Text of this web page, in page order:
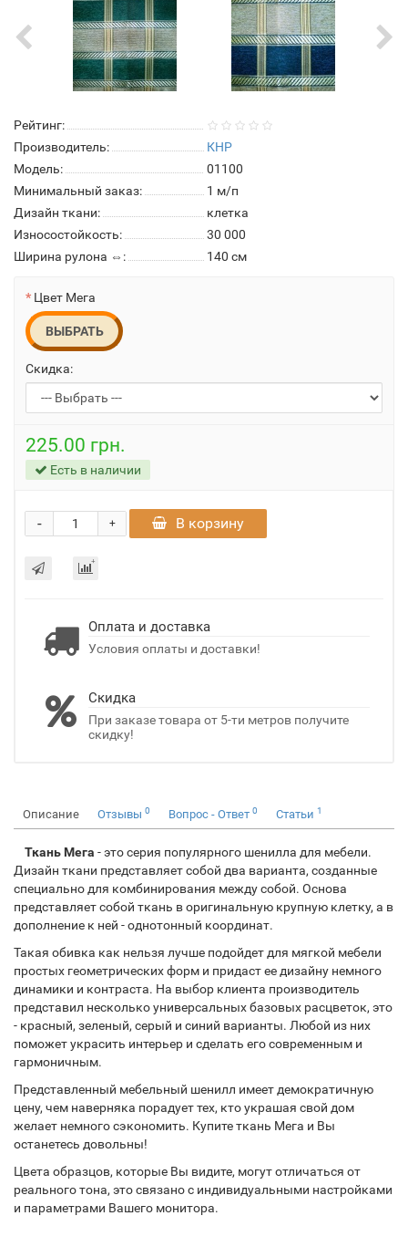
Рейтинг:
Производитель:
КНР
Модель:
01100
Минимальный заказ:
1 м/п
Дизайн ткани:
клетка
Износостойкость:
30 000
Ширина рулона ⇔:
140 см
Цвет Мега
ВЫБРАТЬ
Скидка:
225.00 грн.
Есть в наличии
+
- В корзину
Оплата и доставка
Условия оплаты и доставки!
Скидка
При заказе товара от 5-ти метров получите
скидку!
Описание Отзывы 0 Вопрос - Ответ 0 Статьи 1
Ткань Мега - это серия популярного шенилла для мебели.
Дизайн ткани представляет собой два варианта, созданные
специально для комбинирования между собой. Основа
представляет собой ткань в оригинальную крупную клетку, а в
дополнение к ней - однотонный координат.
Такая обивка как нельзя лучше подойдет для мягкой мебели
простых геометрических форм и придаст ее дизайну немного
динамики и контраста. На выбор клиента производитель
представил несколько универсальных базовых расцветок, это
- красный, зеленый, серый и синий варианты. Любой из них
поможет украсить интерьер и сделать его современным и
гармоничным.
Представленный мебельный шенилл имеет демократичную
цену, чем наверняка порадует тех, кто украшая свой дом
желает немного сэкономить. Купите ткань Мега и Вы
останетесь довольны!
Цвета образцов, которые Вы видите, могут отличаться от
реального тона, это связано с индивидуальными настройками
и параметрами Вашего монитора.